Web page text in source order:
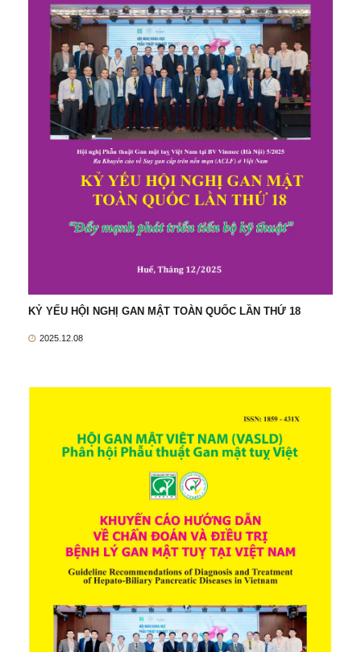
KỶ YẾU HỘI NGHỊ GAN MẬT TOÀN QUỐC LẦN THỨ 18
2025.12.08